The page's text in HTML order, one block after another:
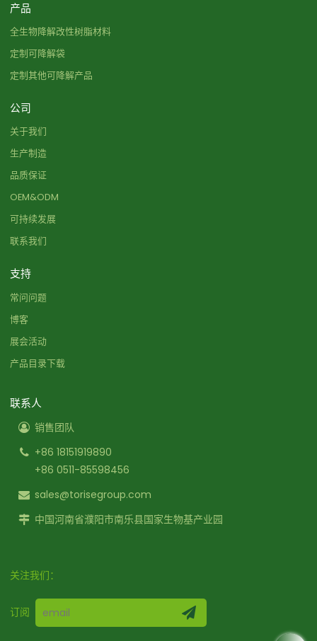
产品
全生物降解改性树脂材料
定制可降解袋
定制其他可降解产品
公司
关于我们
生产制造
品质保证
OEM&ODM
可持续发展
联系我们
支持
常问问题
博客
展会活动
产品目录下载
联系人
销售团队
+86 18151919890
+86 0511-85598456
sales@torisegroup.com
中国河南省濮阳市南乐县国家生物基产业园
关注我们：
订阅